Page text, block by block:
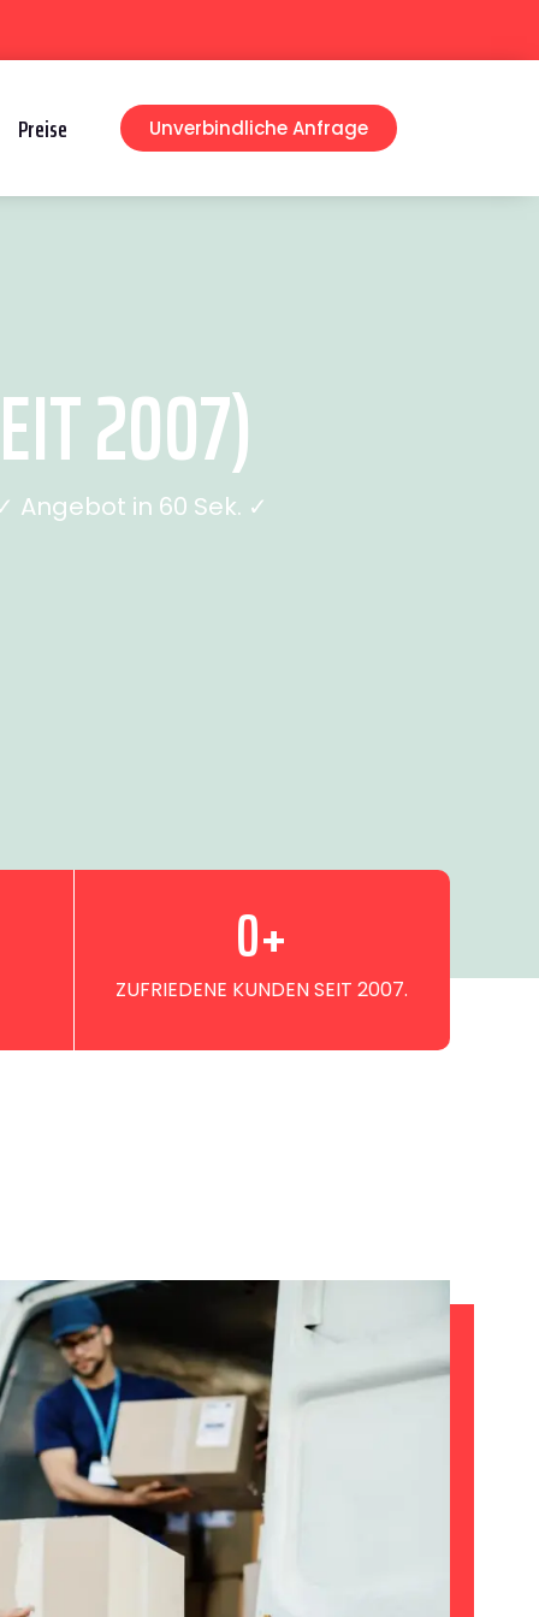
Preise Unverbindliche Anfrage
2007)
Angebot in 60 Sek. ✓
ZUFRIEDENE KUNDEN SEIT 2007.
0+